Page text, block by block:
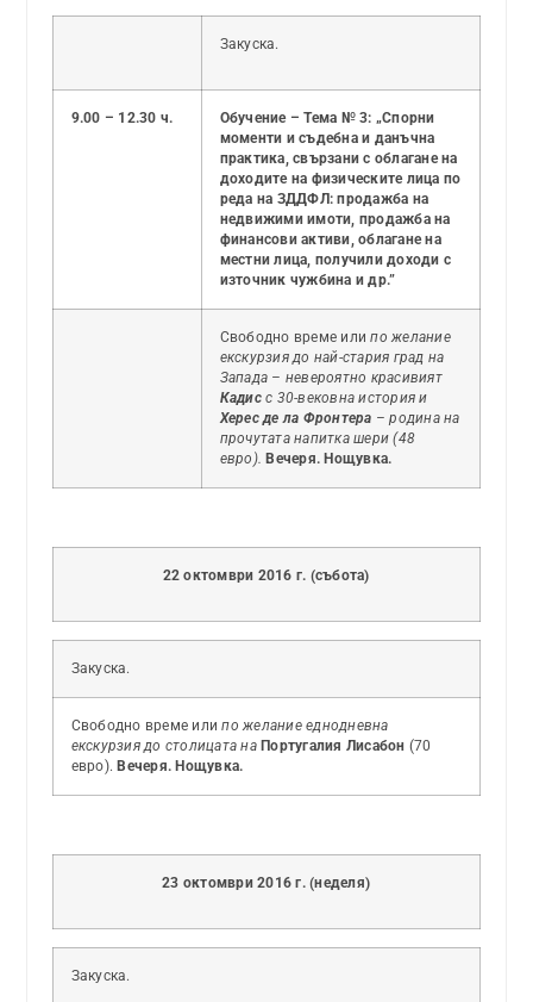
Закуска.
9.00 – 12.30 ч.
Обучение – Тема № 3: „Спорни
моменти и съдебна и данъчна
практика, свързани с облагане на
доходите на физическите лица по
реда на ЗДДФЛ: продажба на
недвижими имоти, продажба на
финансови активи, облагане на
местни лица, получили доходи с
източник чужбина и др.”
Свободно време илипо желание
екскурзия до най-стария град на
Запада – невероятно красивият
Кадисс 30-вековна история и
Херес де ла Фронтера – родина на
прочутата напитка шери (48
евро). Вечеря. Нощувка.
22 октомври 2016 г. (събота)
Закуска.
Свободно време илипо желание еднодневна
екскурзия до столицата на Португалия Лисабон (70
евро). Вечеря. Нощувка.
23 октомври 2016 г. (неделя)
Закуска.